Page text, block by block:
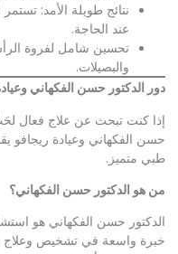
نتائج طويلة الأمد:
عند الحاجة.
تحسين شامل لفروة
والبصيلات.
دور الدكتور حسن الفكهاني
إذا كنت تبحث عن علاج فعال لحَثّ
حسن الفكهاني وعيادة
طبي متميز.
من هو الدكتور حسن الفكهاني؟
الدكتور حسن الفكهاني هو
خبرة واسعة في تشخيص وعلاج